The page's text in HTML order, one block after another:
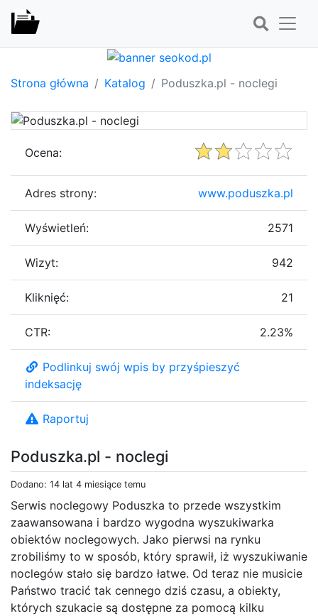
Strona główna Katalog Poduszka.pl - noclegi
Poduszka.pl - noclegi
Dodano: 14 lat 4 miesiące temu
Serwis noclegowy Poduszka to przede wszystkim
zaawansowana i bardzo wygodna wyszukiwarka
obiektów noclegowych. Jako pierwsi na rynku
zrobiliśmy to w sposób, który sprawił, iż wyszukiwanie
noclegów stało się bardzo łatwe. Od teraz nie musicie
Państwo tracić tak cennego dziś czasu, a obiekty,
których szukacie są dostępne za pomocą kilku
Ocena:
Adres strony: www.poduszka.pl
Wyświetleń: 2571
Wizyt: 942
Kliknięć: 21
CTR: 2.23%
Podlinkuj swój wpis by przyśpieszyć
indeksację
Raportuj